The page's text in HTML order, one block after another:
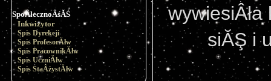
SpoÂłecznoÂśĂŚ
Inkwizytor
Spis Dyrekcji
Spis ProfesorĂłw
Spis PracownikĂłw
Spis UczniĂłw
Spis StaÂżystĂłw
siĂŞ i